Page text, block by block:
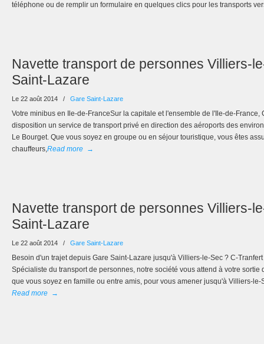
téléphone ou de remplir un formulaire en quelques clics pour les transports
Navette transport de personnes Villiers-
Saint-Lazare
Le 22 août 2014 / Gare Saint-Lazare
Votre minibus en Ile-de-FranceSur la capitale et l'ensemble de l'Ile-de-France,
disposition un service de transport privé en direction des aéroports des
Le Bourget. Que vous soyez en groupe ou en séjour touristique, vous êtes
chauffeurs,Read more →
Navette transport de personnes Villiers-
Saint-Lazare
Le 22 août 2014 / Gare Saint-Lazare
Besoin d'un trajet depuis Gare Saint-Lazare jusqu'à Villiers-le-Sec ? C-
Spécialiste du transport de personnes, notre société vous attend à votre sortie
que vous soyez en famille ou entre amis, pour vous amener jusqu'à Villiers-le-
Read more →